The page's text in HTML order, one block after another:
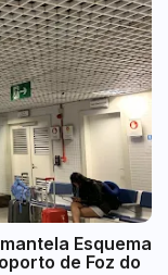
Esquema
de Foz do